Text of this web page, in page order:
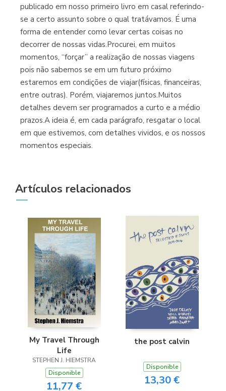
publicado em nosso primeiro livro em casal referindo-
se a certo assunto sobre o qual tratávamos. É uma
forma de entender como levar certas coisas no
decorrer de nossas vidas.Procurei, em muitos
momentos, “forçar” a realização de nossas viagens
pois não sabemos se em um futuro próximo
estaremos em condições de viajar(físicas, financeiras,
entre outras). Porém, viajaremos juntos.Muitos
detalhes devem ser programados a curto e a médio
prazos.A ideia é, em cada parágrafo, resgatar o local
em que estivemos, com detalhes vividos, e os nossos
momentos especiais.
Artículos relacionados
My Travel Through
Life
STEPHEN J. HIEMSTRA
Disponible
11,77 €
the post calvin
Disponible
13,30 €